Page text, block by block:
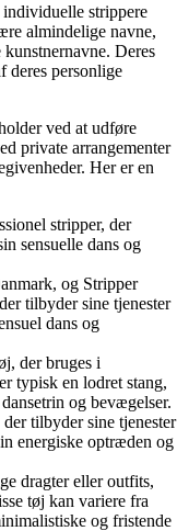
strippere
almindelige navne,
Deres
deres personlige
ved at udføre
private arrangementer
Her er en
stripper, der
sensuelle dans og
og Stripper
tilbyder sine tjenester
dans og
der bruges i
typisk en lodret stang,
og bevægelser.
tilbyder sine tjenester
energiske optræden og
dragter eller outfits,
tøj kan variere fra
og fristende